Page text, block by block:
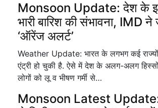
Monsoon Update: देश के इन
भारी बारिश की संभावना, IMD ने
‘ऑरेंज अलर्ट’
Weather Update: भारत के लगभग कई
एंट्री हो चुकी है. ऐसे में देश के अलग-अलग
लोगों को लू व भीषण गर्मी से…
Monsoon Latest Update: